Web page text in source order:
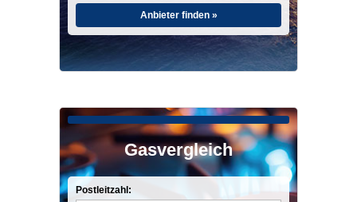
Anbieter finden »
Gasvergleich
Postleitzahl: